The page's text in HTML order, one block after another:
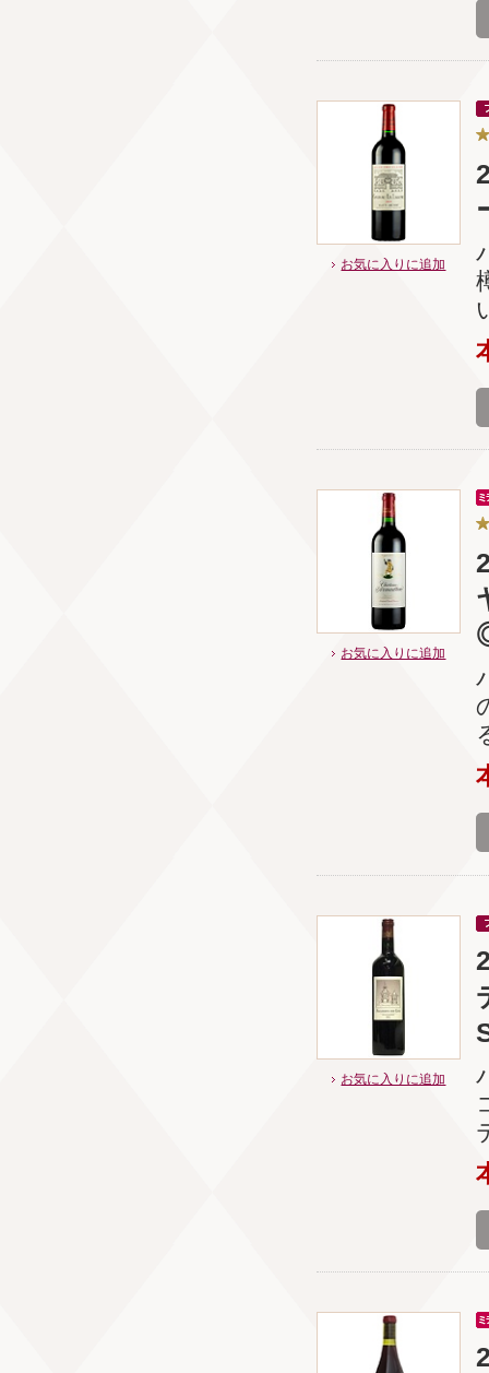
お気に入りに追加
お気に入りに追加
お気に入りに追加